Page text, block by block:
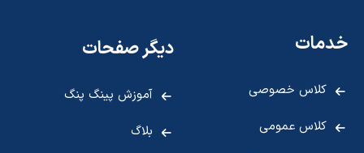
خدمات
کلاس خصوصی
کلاس عمومی
دیگر صفحات
آموزش پینگ پنگ
بلاگ